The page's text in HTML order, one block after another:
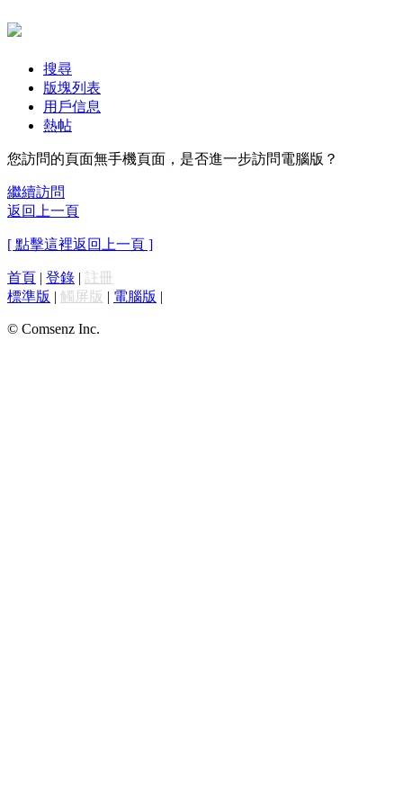
搜尋
版塊列表
用戶信息
熱帖
您訪問的頁面無手機頁面，是否進一步訪問電腦版？
繼續訪問
返回上一頁
[ 點擊這裡返回上一頁 ]
首頁 | 登錄 | 註冊
標準版 | 觸屏版 | 電腦版 |
© Comsenz Inc.